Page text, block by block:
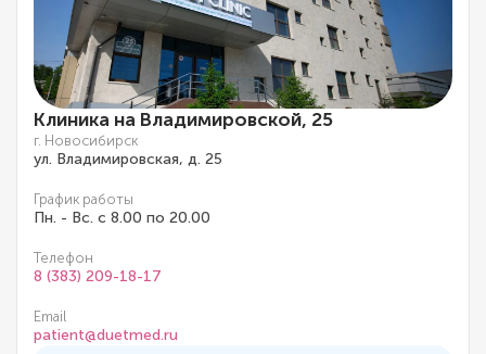
Клиника на Владимировской, 25
г. Новосибирск
ул. Владимировская, д. 25
График работы
Пн. - Вс. с 8.00 по 20.00
Телефон
8 (383) 209-18-17
Email
patient@duetmed.ru